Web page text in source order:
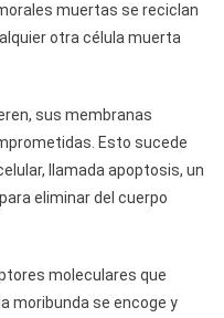
muertas se reciclan
otra célula muerta
sus membranas
Esto sucede
llamada apoptosis, un
eliminar del cuerpo
moleculares que
moribunda se encoge y